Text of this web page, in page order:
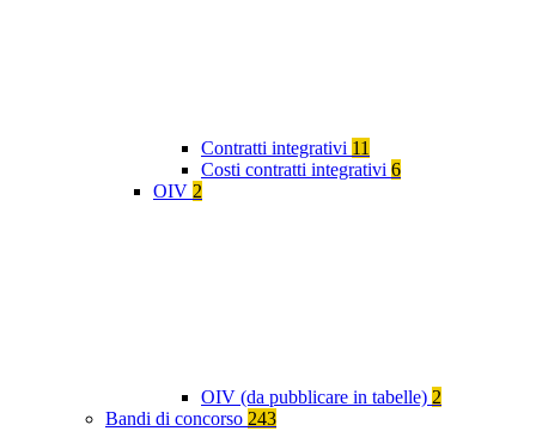
Contratti integrativi 11
Costi contratti integrativi 6
OIV 2
OIV (da pubblicare in tabelle) 2
Bandi di concorso 243